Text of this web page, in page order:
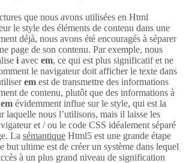
que nous avons utilisées en Html
le style des éléments de contenu dans une
déjà, nous avons été encouragés à séparer
page de son contenu. Par exemple, nous
i avec em, ce qui est plus significatif et ne
le navigateur doit afficher le texte dans
em est de transmettre des informations
de contenu, plutôt que des informations à
em évidemment influe sur le style, qui est la
laquelle nous l’utilisons, mais il laisse les
et / ou le code CSS idéalement séparé
La sémantique Html5 est une grande étape
but ultime est de créer un système dans lequel
à un plus grand niveau de signification